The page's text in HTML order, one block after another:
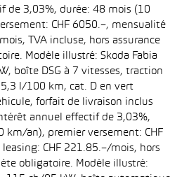
de 3,03%, durée: 48 mois (10
CHF 6050.–, mensualité
TVA incluse, hors assurance
Modèle illustré: Skoda Fabia
boîte DSG à 7 vitesses, traction
l/100 km, cat. D en vert
forfait de livraison inclus
annuel effectif de 3,03%,
km/an), premier versement: CHF
CHF 221.85.–/mois, hors
obligatoire. Modèle illustré: